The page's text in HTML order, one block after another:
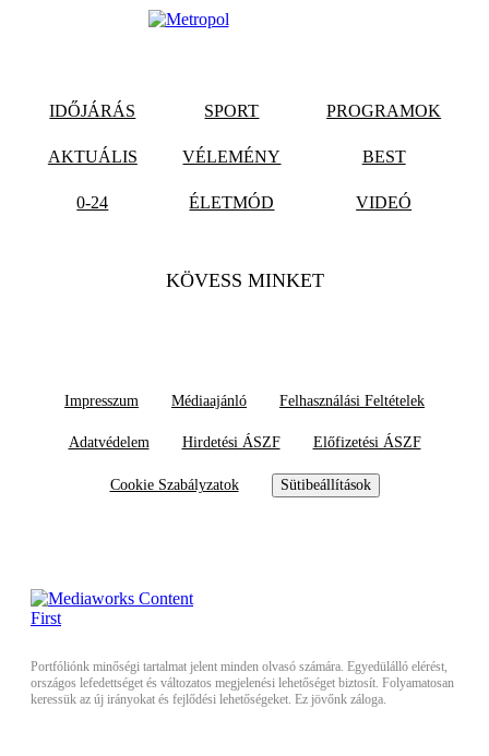
IDŐJÁRÁS SPORT PROGRAMOK
AKTUÁLIS VÉLEMÉNY BEST
0-24 ÉLETMÓD VIDEÓ
KÖVESS MINKET
Impresszum Médiaajánló Felhasználási Feltételek
Adatvédelem Hirdetési ÁSZF Előfizetési ÁSZF
Cookie Szabályzatok Sütibeállítások
Portfóliónk minőségi tartalmat jelent minden olvasó számára. Egyedülálló elérést,
országos lefedettséget és változatos megjelenési lehetőséget biztosít. Folyamatosan
keressük az új irányokat és fejlődési lehetőségeket. Ez jövőnk záloga.